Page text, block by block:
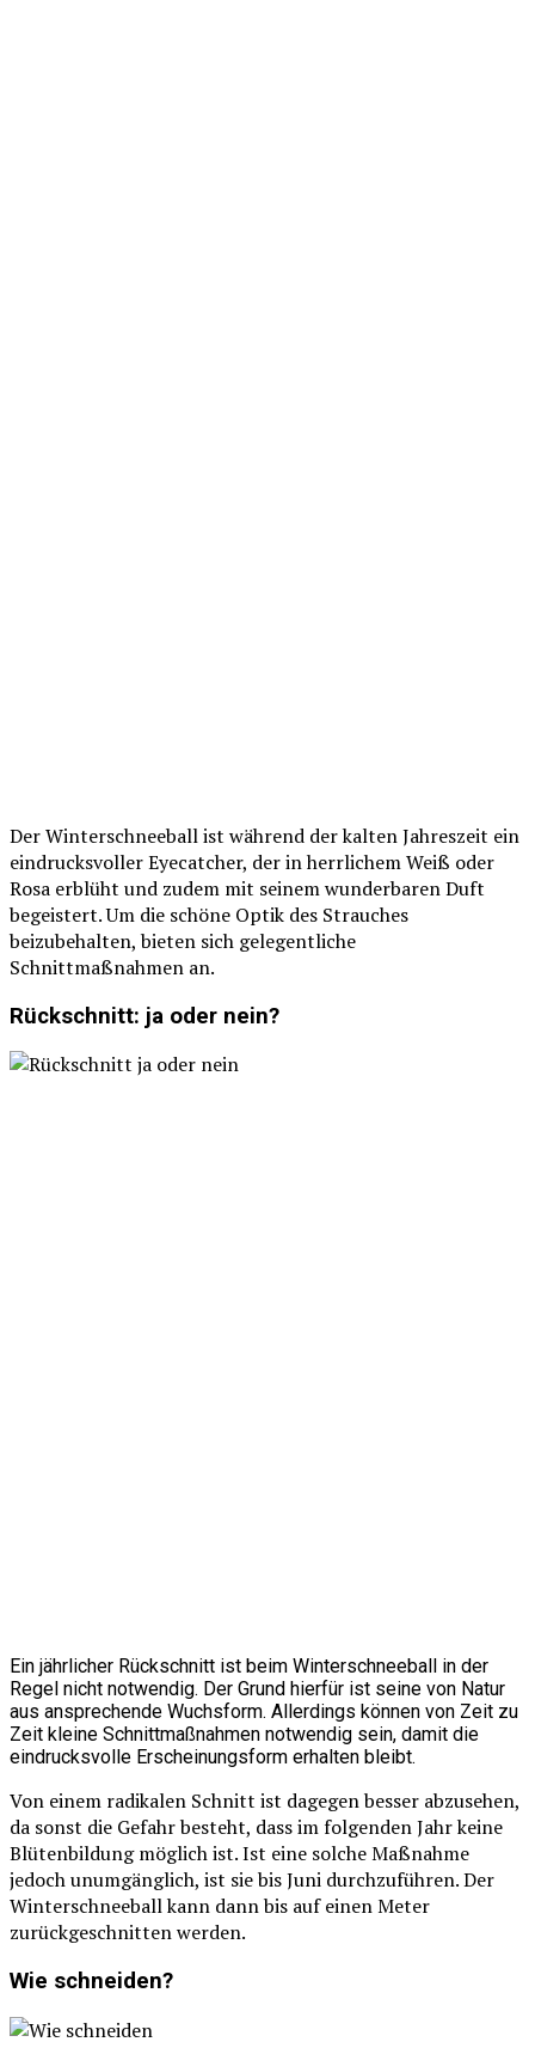
Der Winterschneeball ist während der kalten Jahreszeit ein
eindrucksvoller Eyecatcher, der in herrlichem Weiß oder
Rosa erblüht und zudem mit seinem wunderbaren Duft
begeistert. Um die schöne Optik des Strauches
beizubehalten, bieten sich gelegentliche
Schnittmaßnahmen an.
Rückschnitt: ja oder nein?
Ein jährlicher Rückschnitt ist beim Winterschneeball in der
Regel nicht notwendig. Der Grund hierfür ist seine von Natur
aus ansprechende Wuchsform. Allerdings können von Zeit zu
Zeit kleine Schnittmaßnahmen notwendig sein, damit die
eindrucksvolle Erscheinungsform erhalten bleibt.
Von einem radikalen Schnitt ist dagegen besser abzusehen,
da sonst die Gefahr besteht, dass im folgenden Jahr keine
Blütenbildung möglich ist. Ist eine solche Maßnahme
jedoch unumgänglich, ist sie bis Juni durchzuführen. Der
Winterschneeball kann dann bis auf einen Meter
zurückgeschnitten werden.
Wie schneiden?